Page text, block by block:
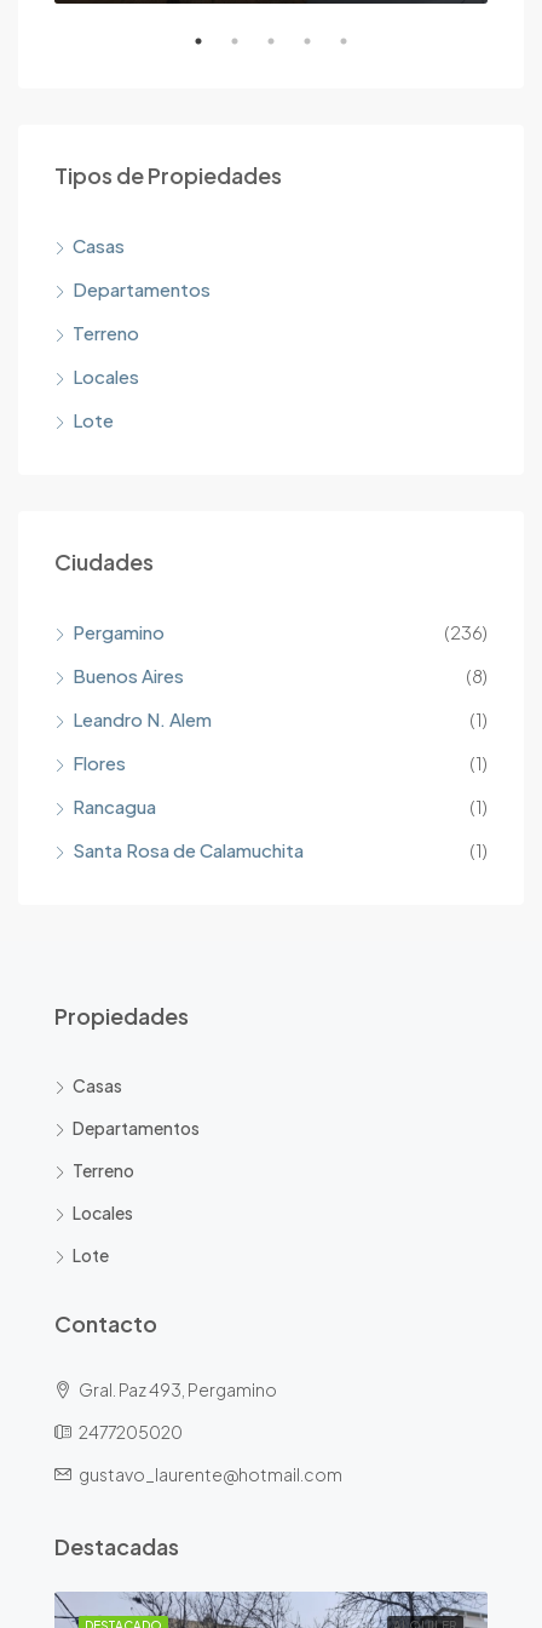
Tipos de Propiedades
Casas
Departamentos
Terreno
Locales
Lote
Ciudades
Pergamino
(236)
Buenos Aires
(8)
Leandro N. Alem
(1)
Flores
(1)
Rancagua
(1)
Santa Rosa de Calamuchita
(1)
Propiedades
Casas
Departamentos
Terreno
Locales
Lote
Contacto
Gral. Paz 493, Pergamino
2477205020
gustavo_laurente@hotmail.com
Destacadas